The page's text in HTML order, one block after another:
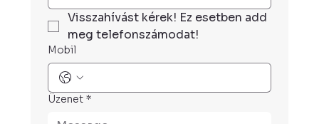
Visszahívást kérek! Ez esetben add
meg telefonszámodat!
Mobil
Üzenet *